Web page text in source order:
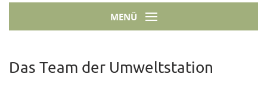
MENÜ
Das Team der Umweltstation